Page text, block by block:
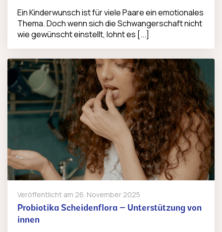
Ein Kinderwunsch ist für viele Paare ein emotionales
Thema. Doch wenn sich die Schwangerschaft nicht
wie gewünscht einstellt, lohnt es [...]
Veröffentlicht am 26. November 2025
Probiotika Scheidenflora – Unterstützung von
innen